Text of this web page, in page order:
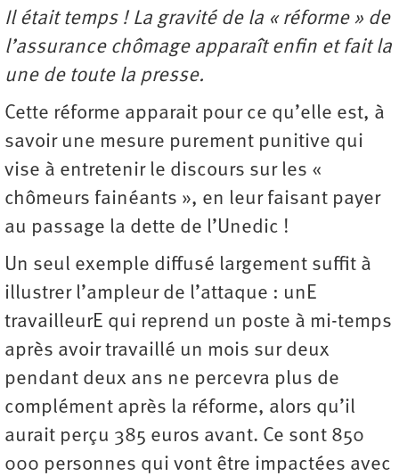
Il était temps ! La gravité de la « réforme » de
l’assurance chômage apparaît enfin et fait la
une de toute la presse.
Cette réforme apparait pour ce qu’elle est, à
savoir une mesure purement punitive qui
vise à entretenir le discours sur les «
chômeurs fainéants », en leur faisant payer
au passage la dette de l’Unedic !
Un seul exemple diffusé largement suffit à
illustrer l’ampleur de l’attaque : unE
travailleurE qui reprend un poste à mi-temps
après avoir travaillé un mois sur deux
pendant deux ans ne percevra plus de
complément après la réforme, alors qu’il
aurait perçu 385 euros avant. Ce sont 850
000 personnes qui vont être impactées avec